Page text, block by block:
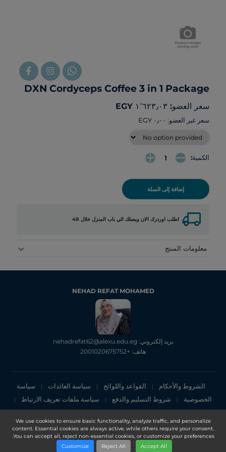
We use cookies to ensure basic functionality, analyze traffic, and personalize
content. Essential cookies are always active, while others require your consent.
You can accept all, reject non-essential cookies, or customize your preferences.
Accept All
Reject All
Customize
DXN Cordyceps Coffee 3 in 1 Package
سعر العضو: ‏١٬٦٢٣٫٠٣ EGY
سعر غير العضو:
الكمية:
إضافة إلى السلة
local_shipping اطلب اوردرك الان ويصلك الي باب المنزل خلال 48
معلومات المنتج
NEHAD REFAT MOHAMED
بريد إلكتروني: nehadrefat62@alexu.edu.eg
هاتف: +2001020675752
الشروط والأحكام | القواعد واللوائح | سياسة العائدات |
سياسة
الخصوصية
| شروط التسليم والدفع | سياسة ملفات تعريف الارتباط |
إشعار الخصوصية
Copyright 2025, DXN Holdings Bhd. 199501033918 (363120-V)